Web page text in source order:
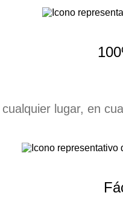
lugar, en